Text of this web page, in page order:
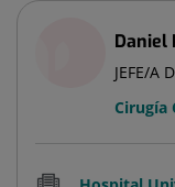
Daniel
JEFE/A
Cirugía